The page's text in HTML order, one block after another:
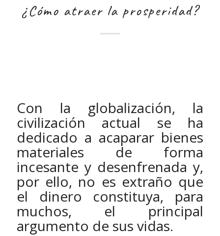
¿Cómo atraer la prosperidad?
Con la globalización, la
civilización actual se ha
dedicado a acaparar bienes
materiales de forma
incesante y desenfrenada y,
por ello, no es extraño que
el dinero constituya, para
muchos, el principal
argumento de sus vidas.